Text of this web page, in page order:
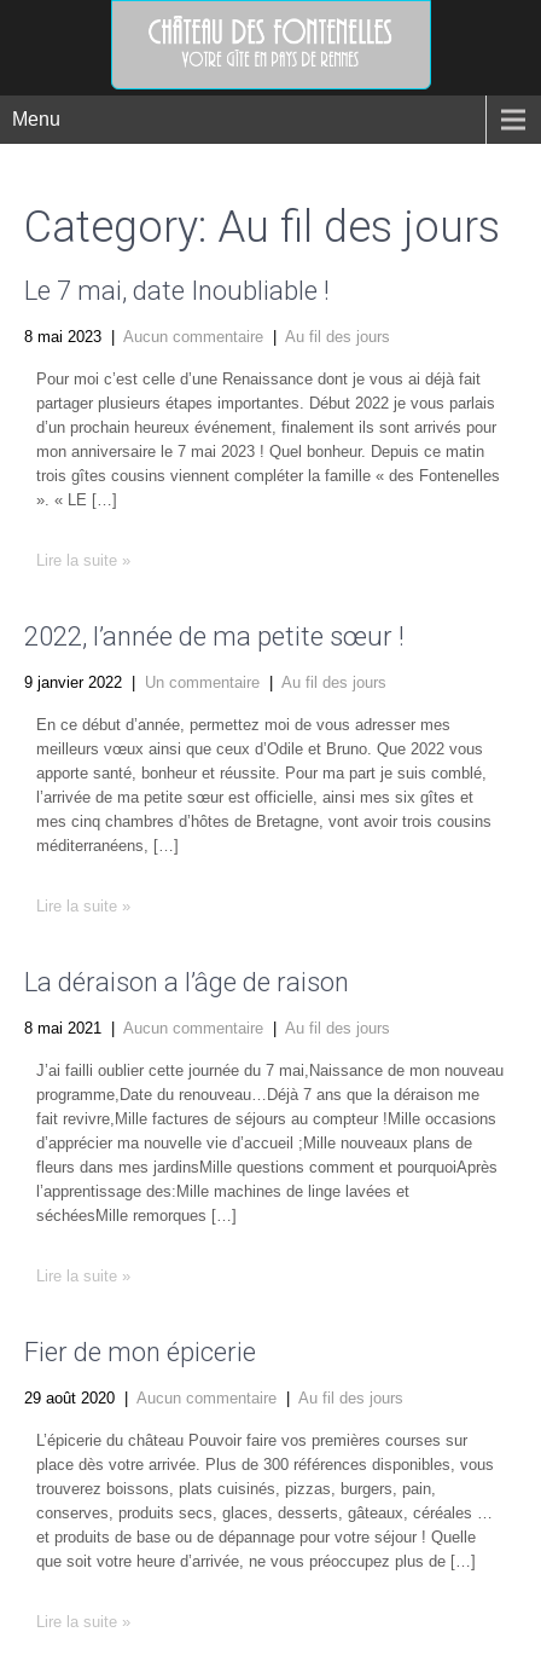
Menu
Category: Au fil des jours
Le 7 mai, date Inoubliable !
8 mai 2023 Aucun commentaire Au fil des jours
Pour moi c’est celle d’une Renaissance dont je vous ai déjà fait
partager plusieurs étapes importantes. Début 2022 je vous parlais
d’un prochain heureux événement, finalement ils sont arrivés pour
mon anniversaire le 7 mai 2023 ! Quel bonheur. Depuis ce matin
trois gîtes cousins viennent compléter la famille « des Fontenelles
». « LE […]
Lire la suite »
2022, l’année de ma petite sœur !
9 janvier 2022 Un commentaire Au fil des jours
En ce début d’année, permettez moi de vous adresser mes
meilleurs vœux ainsi que ceux d’Odile et Bruno. Que 2022 vous
apporte santé, bonheur et réussite. Pour ma part je suis comblé,
l’arrivée de ma petite sœur est officielle, ainsi mes six gîtes et
mes cinq chambres d’hôtes de Bretagne, vont avoir trois cousins
méditerranéens, […]
Lire la suite »
La déraison a l’âge de raison
8 mai 2021 Aucun commentaire Au fil des jours
J’ai failli oublier cette journée du 7 mai,Naissance de mon nouveau
programme,Date du renouveau…Déjà 7 ans que la déraison me
fait revivre,Mille factures de séjours au compteur !Mille occasions
d’apprécier ma nouvelle vie d’accueil ;Mille nouveaux plans de
fleurs dans mes jardinsMille questions comment et pourquoiAprès
l’apprentissage des:Mille machines de linge lavées et
séchéesMille remorques […]
Lire la suite »
Fier de mon épicerie
29 août 2020 Aucun commentaire Au fil des jours
L’épicerie du château Pouvoir faire vos premières courses sur
place dès votre arrivée. Plus de 300 références disponibles, vous
trouverez boissons, plats cuisinés, pizzas, burgers, pain,
conserves, produits secs, glaces, desserts, gâteaux, céréales …
et produits de base ou de dépannage pour votre séjour ! Quelle
que soit votre heure d’arrivée, ne vous préoccupez plus de […]
Lire la suite »